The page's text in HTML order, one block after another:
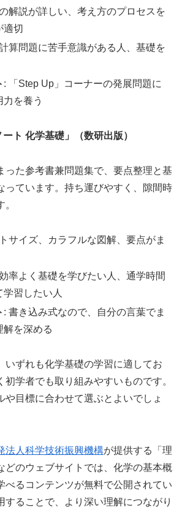
解説が詳しい、考え方のプロセスを
適切
算問題に苦手意識がある人、基礎を
: 「Step Up」コーナーの発展問題に
力を養う
ト 化学基礎」（数研出版）
った参考書兼問題集で、要点整理と基
っています。持ち運びやすく、隙間時
サイズ、カラフルな図解、要点がま
率よく基礎を学びたい人、通学時間
習したい人
: 書き込み式なので、自分の言葉でま
解を深める
いずれも化学基礎の学習に適してお
初学者でも取り組みやすいものです。
や目標に合わせて選ぶとよいでしょ
法人科学技術振興機構が提供する「理
どのウェブサイトでは、化学の基本概
べるコンテンツが無料で公開されてい
することで、より深い理解につながり